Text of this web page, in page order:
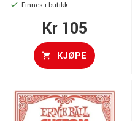
Finnes i butikk
Kr 105
KJØPE